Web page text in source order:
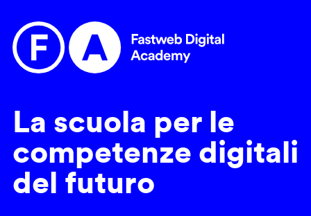
La scuola per le
competenze digitali
del futuro